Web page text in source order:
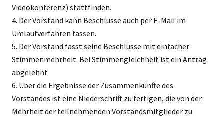
Videokonferenz) stattfinden.
4. Der Vorstand kann Beschlüsse auch per E-Mail im
Umlaufverfahren fassen.
5. Der Vorstand fasst seine Beschlüsse mit einfacher
Stimmenmehrheit. Bei Stimmengleichheit ist ein Antrag
abgelehnt
6. Über die Ergebnisse der Zusammenkünfte des
Vorstandes ist eine Niederschrift zu fertigen, die von der
Mehrheit der teilnehmenden Vorstandsmitglieder zu